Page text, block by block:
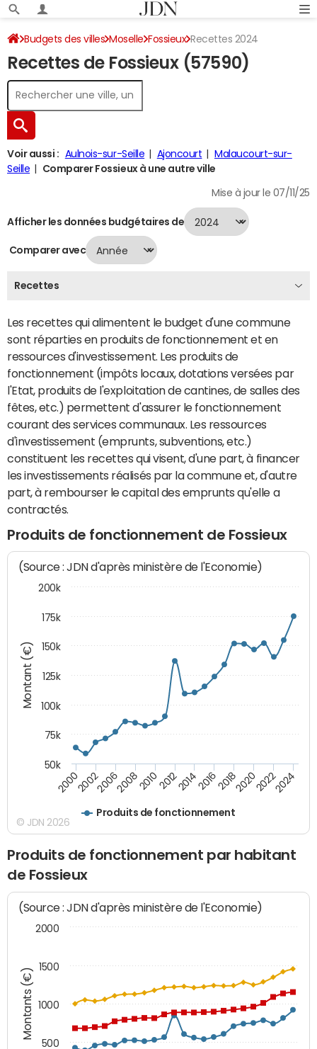
Budgets des villes Moselle Fossieux Recettes 2024
Recettes de Fossieux (57590)
Voir aussi : Aulnois-sur-Seille Ajoncourt
Malaucourt-sur-
Seille
Comparer Fossieux à une autre ville
Mise à jour le 07/11/25
Afficher les données budgétaires de
Comparer avec
Recettes
Les recettes qui alimentent le budget d'une commune
sont réparties en produits de fonctionnement et en
ressources d'investissement. Les produits de
fonctionnement (impôts locaux, dotations versées par
l'Etat, produits de l'exploitation de cantines, de salles des
fêtes, etc.) permettent d'assurer le fonctionnement
courant des services communaux. Les ressources
d'investissement (emprunts, subventions, etc.)
constituent les recettes qui visent, d'une part, à financer
les investissements réalisés par la commune et, d'autre
part, à rembourser le capital des emprunts qu'elle a
contractés.
Produits de fonctionnement de Fossieux
Montant (€)
(Source : JDN d'après ministère de l'Economie)
Produits de fonctionnement
200020022006200820102012201420162018202020222024
50k
75k
100k
125k
150k
175k
200k
© JDN 2026
Produits de fonctionnement par habitant
de Fossieux
Montants (€)
(Source : JDN d'après ministère de l'Economie)
500
1000
1500
2000